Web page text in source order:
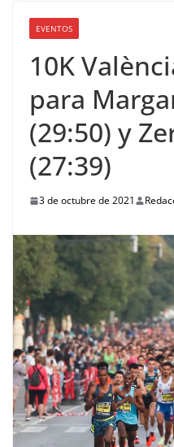
EVENTOS
10K
para
(29:50) y
(27:39)
3 de octubre de 2021